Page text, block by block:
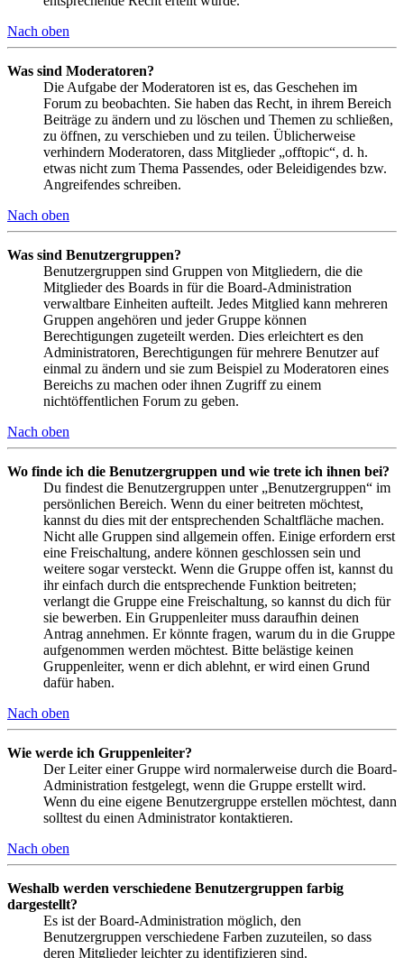
Nach oben
Was sind Moderatoren?
Die Aufgabe der Moderatoren ist es, das Geschehen im
Forum zu beobachten. Sie haben das Recht, in ihrem Bereich
Beiträge zu ändern und zu löschen und Themen zu schließen,
zu öffnen, zu verschieben und zu teilen. Üblicherweise
verhindern Moderatoren, dass Mitglieder „offtopic“, d. h.
etwas nicht zum Thema Passendes, oder Beleidigendes bzw.
Angreifendes schreiben.
Nach oben
Was sind Benutzergruppen?
Benutzergruppen sind Gruppen von Mitgliedern, die die
Mitglieder des Boards in für die Board-Administration
verwaltbare Einheiten aufteilt. Jedes Mitglied kann mehreren
Gruppen angehören und jeder Gruppe können
Berechtigungen zugeteilt werden. Dies erleichtert es den
Administratoren, Berechtigungen für mehrere Benutzer auf
einmal zu ändern und sie zum Beispiel zu Moderatoren eines
Bereichs zu machen oder ihnen Zugriff zu einem
nichtöffentlichen Forum zu geben.
Nach oben
Wo finde ich die Benutzergruppen und wie trete ich ihnen bei?
Du findest die Benutzergruppen unter „Benutzergruppen“ im
persönlichen Bereich. Wenn du einer beitreten möchtest,
kannst du dies mit der entsprechenden Schaltfläche machen.
Nicht alle Gruppen sind allgemein offen. Einige erfordern erst
eine Freischaltung, andere können geschlossen sein und
weitere sogar versteckt. Wenn die Gruppe offen ist, kannst du
ihr einfach durch die entsprechende Funktion beitreten;
verlangt die Gruppe eine Freischaltung, so kannst du dich für
sie bewerben. Ein Gruppenleiter muss daraufhin deinen
Antrag annehmen. Er könnte fragen, warum du in die Gruppe
aufgenommen werden möchtest. Bitte belästige keinen
Gruppenleiter, wenn er dich ablehnt, er wird einen Grund
dafür haben.
Nach oben
Wie werde ich Gruppenleiter?
Der Leiter einer Gruppe wird normalerweise durch die Board-
Administration festgelegt, wenn die Gruppe erstellt wird.
Wenn du eine eigene Benutzergruppe erstellen möchtest, dann
solltest du einen Administrator kontaktieren.
Nach oben
Weshalb werden verschiedene Benutzergruppen farbig
dargestellt?
Es ist der Board-Administration möglich, den
Benutzergruppen verschiedene Farben zuzuteilen, so dass
deren Mitglieder leichter zu identifizieren sind.